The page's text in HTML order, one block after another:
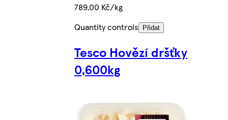
789,00 Kč/kg
Quantity controls
Přidat
Tesco Hovězí dršťky
0,600kg